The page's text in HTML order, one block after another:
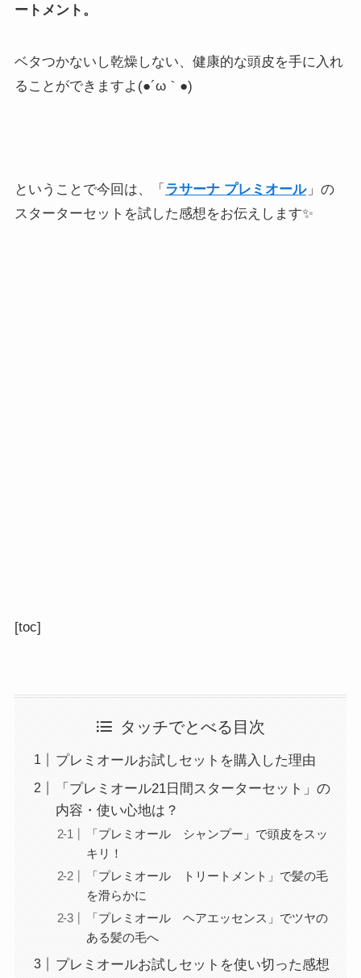
ートメント。
ベタつかないし乾燥しない、健康的な頭皮を手に入れ
ることができますよ(●´ω｀●)
ということで今回は、「 ラサーナ プレミオール」の
スターターセットを試した感想をお伝えします✨
[toc]
タッチでとべる目次
プレミオールお試しセットを購入した理由
「プレミオール21日間スターターセット」の
内容・使い心地は？
「プレミオール シャンプー」で頭皮をスッ
キリ！
「プレミオール トリートメント」で髪の毛
を滑らかに
「プレミオール ヘアエッセンス」でツヤの
ある髪の毛へ
プレミオールお試しセットを使い切った感想